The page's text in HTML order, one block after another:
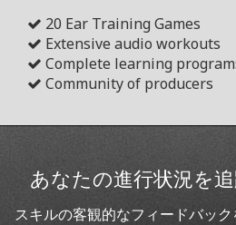
20 Ear Training Games
Extensive audio workouts
Complete learning
Community of producers
あなたの進行状況を
スキルの客観的なフィードバッ